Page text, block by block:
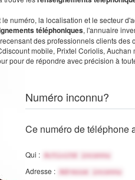
numéro, la localisation et le secteur
téléphoniques, l'annuaire
des professionnels clients
mobile, Prixtel Coriolis, Auchan
pour de répondre avec précision à
Numéro inconnu?
Ce numéro de téléphone
Qui : Activité inconnu
Adresse : Adresse inconnu